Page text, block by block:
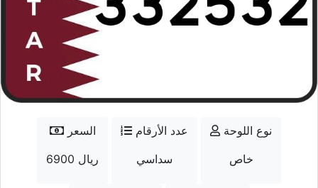
السعر
6900 ريال
عدد الأرقام
سداسي
نوع اللوحة
خاص